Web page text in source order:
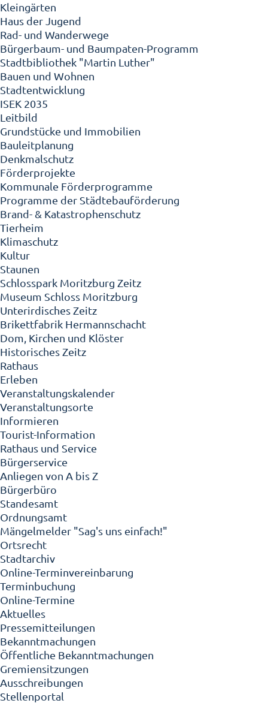
Kleingärten
Haus der Jugend
Rad- und Wanderwege
Bürgerbaum- und Baumpaten-Programm
Stadtbibliothek "Martin Luther"
Bauen und Wohnen
Stadtentwicklung
ISEK 2035
Leitbild
Grundstücke und Immobilien
Bauleitplanung
Denkmalschutz
Förderprojekte
Kommunale Förderprogramme
Programme der Städtebauförderung
Brand- & Katastrophenschutz
Tierheim
Klimaschutz
Kultur
Staunen
Schlosspark Moritzburg Zeitz
Museum Schloss Moritzburg
Unterirdisches Zeitz
Brikettfabrik Hermannschacht
Dom, Kirchen und Klöster
Historisches Zeitz
Rathaus
Erleben
Veranstaltungskalender
Veranstaltungsorte
Informieren
Tourist-Information
Rathaus und Service
Bürgerservice
Anliegen von A bis Z
Bürgerbüro
Standesamt
Ordnungsamt
Mängelmelder "Sag's uns einfach!"
Ortsrecht
Stadtarchiv
Online-Terminvereinbarung
Terminbuchung
Online-Termine
Aktuelles
Pressemitteilungen
Bekanntmachungen
Öffentliche Bekanntmachungen
Gremiensitzungen
Ausschreibungen
Stellenportal